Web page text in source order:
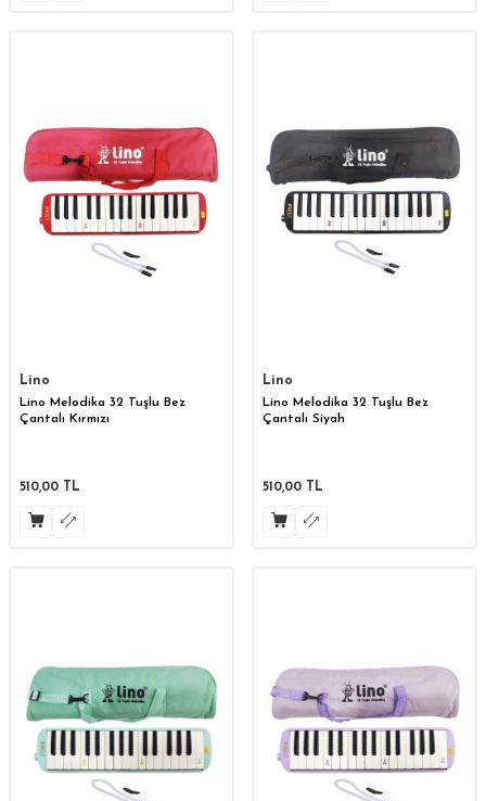
Lino
Lino Melodika 32 Tuşlu Bez
Çantalı Kırmızı
510,00 TL
Lino
Lino Melodika 32 Tuşlu Bez
Çantalı Siyah
510,00 TL